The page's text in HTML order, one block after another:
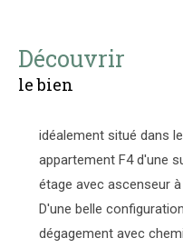
découvrir
le bien
idéalement situé dans
appartement F4 d'une
étage avec ascenseur à
D'une belle
dégagement avec